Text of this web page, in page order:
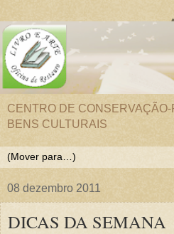
CENTRO DE
BENS CULTURAIS
08 dezembro 2011
DICAS DA SEMANA